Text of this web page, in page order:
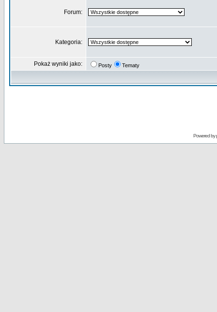
Forum:
Kategoria:
Pokaż wyniki jako: Posty Tematy
Powered by